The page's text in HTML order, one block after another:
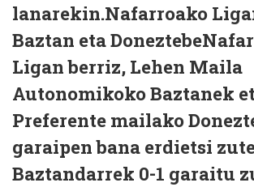
lanarekin.Nafarroako
Baztan eta
Ligan berriz, Lehen Maila
Autonomikoko Baztanek
Preferente mailako
garaipen bana erdietsi
Baztandarrek 0-1 garaitu